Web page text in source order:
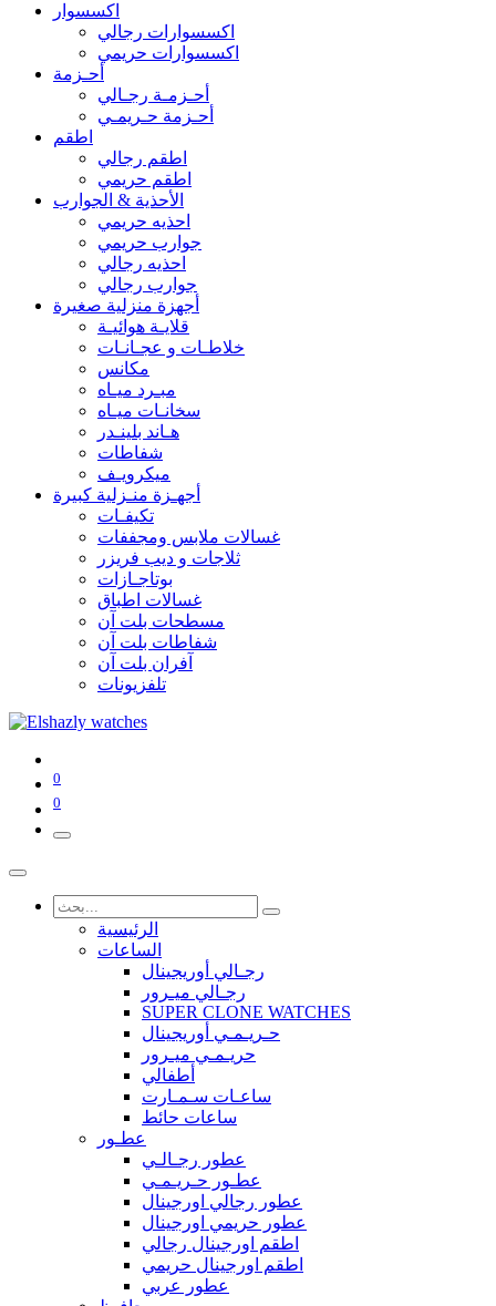
اكسسوار
اكسسوارات رجالي
اكسسوارات حريمي
أحـزمة
أحـزمـة رجـالي
أحـزمة حـريمـي
اطقم
اطقم رجالي
اطقم حريمي
الأحذية & الجوارب
احذيه حريمي
جوارب حريمي
احذيه رجالي
جوارب رجالي
أجهزة منزلية صغيرة
قلايـة هوائيـة
خلاطـات و عجـانـات
مكانس
مبـرد ميـاه
سخانـات ميـاه
هـاند بلينـدر
شفاطات
ميكرويـف
أجهـزة منـزلية كبيرة
تكيفـات
غسالات ملابس ومجففات
ثلاجات و ديب فريزر
بوتاجـازات
غسالات اطباق
مسطحات بلت آن
شفاطات بلت آن
آفران بلت آن
تلفزيونات
0
0
الرئيسية
الساعات
رجـالي أوريجينال
رجـالي ميـرور
SUPER CLONE WATCHES
حـريـمـي أوريجينال
حريـمـي ميـرور
أطفالي
ساعـات سـمـارت
ساعات حائط
عطـور
عطور رجـالـي
عطـور حـريـمـي
عطور رجالي اورجينال
عطور حريمي اورجينال
اطقم اورجينال رجالي
اطقم اورجينال حريمي
عطور عربي